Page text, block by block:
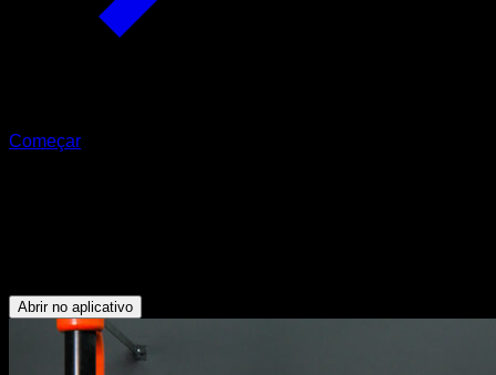
Começar
Abrir no aplicativo